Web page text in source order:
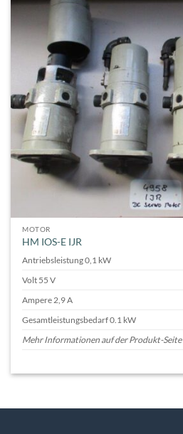
MOTOR
HM IOS-E IJR
Antriebsleistung 0,1 kW
Volt 55 V
Ampere 2,9 A
Gesamtleistungsbedarf 0.1 kW
Mehr Informationen auf der Produkt-Seite